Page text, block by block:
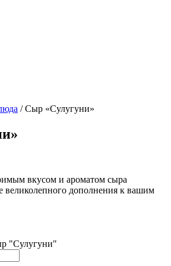
/ Сыр «Сулугуни»
вкусом и ароматом сыра
великолепного дополнения к вашим
"Сулугуни"